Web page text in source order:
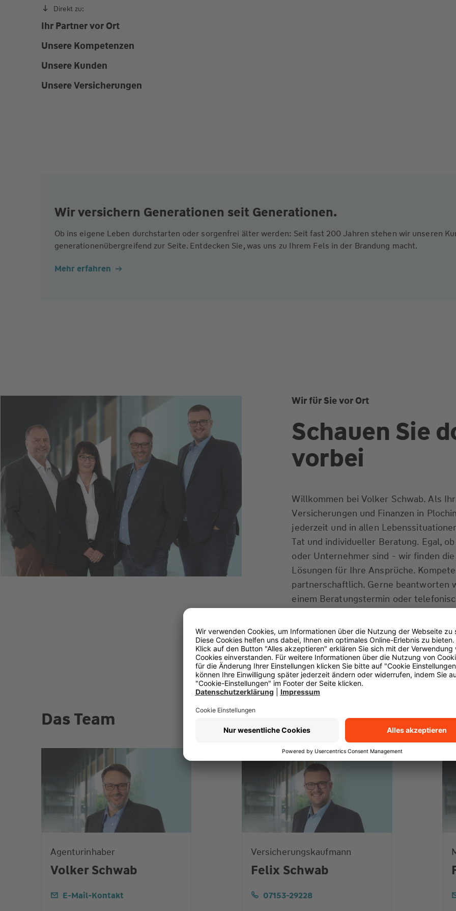
Direkt zu:
Ihr Partner vor Ort
Unsere Kompetenzen
Unsere Kunden
Unsere Versicherungen
Wir versichern Generationen seit Generationen.
Ob ins eigene Leben durchstarten oder sorgenfrei älter werden: Seit fast 200 Jahren stehen wir unseren
generationenübergreifend zur Seite. Entdecken Sie, was uns zu Ihrem Fels in der Brandung macht.
Mehr erfahren
Wir für Sie vor Ort
Schauen Sie
vorbei
Willkommen bei Volker Schwab. Als
Versicherungen und Finanzen in
jederzeit und in allen
Tat und individueller Beratung. Egal,
oder Unternehmer sind - wir finden die
Lösungen für Ihre Ansprüche.
partnerschaftlich. Gerne beantworten
einem Beratungstermin oder
Transparenz-Kodex
(PDF 93 kB)
Das Team
Agenturinhaber
Volker Schwab
E-Mail-Kontakt
Versicherungskaufmann
Felix Schwab
07153-29228